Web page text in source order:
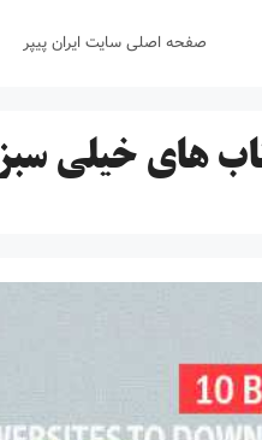
صفحه اصلی سایت ایران پیپر
های خیلی سبز